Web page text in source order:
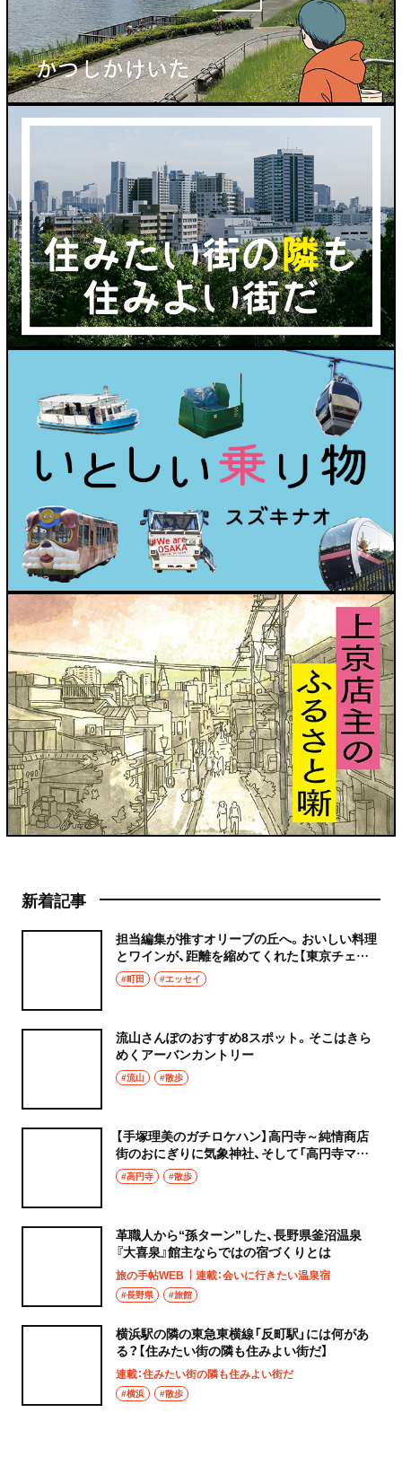
新着記事
担当編集が推すオリーブの丘へ。おいしい料理
とワインが、距離を縮めてくれた【東京チェン
飯diary】
#町田 #エッセイ
流山さんぽのおすすめ8スポット。そこはきら
めくアーバンカントリー
#流山 #散歩
【手塚理美のガチロケハン】高円寺～純情商店
街のおにぎりに気象神社、そして「高円寺マシ
タ」へ！
#高円寺 #散歩
革職人から“孫ターン”した、長野県釜沼温泉
『大喜泉』館主ならではの宿づくりとは
旅の手帖WEB 連載：会いに行きたい温泉宿
#長野県 #旅館
横浜駅の隣の東急東横線「反町駅」には何があ
る？【住みたい街の隣も住みよい街だ】
連載：住みたい街の隣も住みよい街だ
#横浜 #散歩